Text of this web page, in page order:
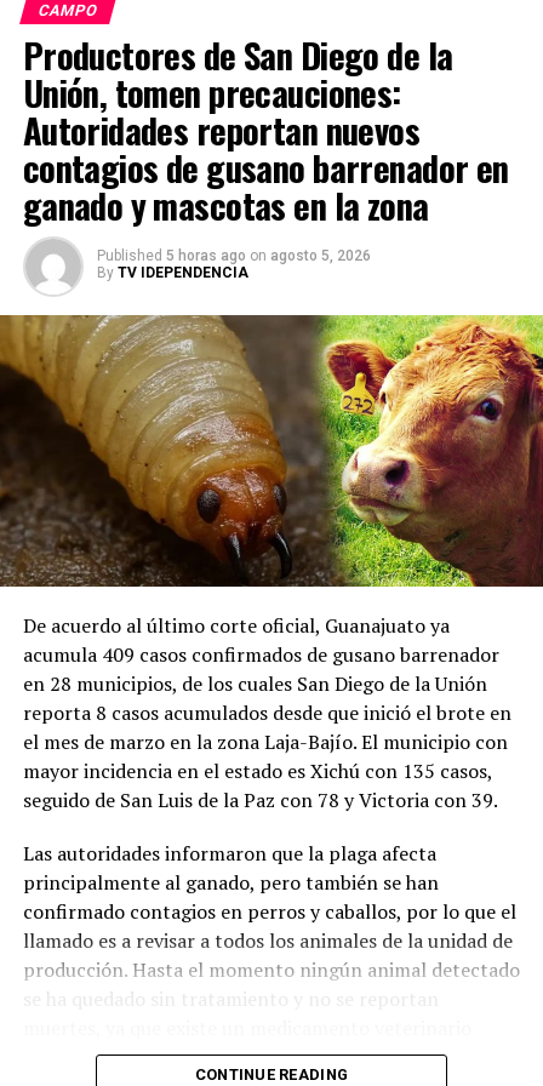
CAMPO
Productores de San Diego de la
Unión, tomen precauciones:
Autoridades reportan nuevos
contagios de gusano barrenador en
ganado y mascotas en la zona
Published 5 horas ago on agosto 5, 2026
By TV IDEPENDENCIA
De acuerdo al último corte oficial, Guanajuato ya
acumula 409 casos confirmados de gusano barrenador
en 28 municipios, de los cuales San Diego de la Unión
reporta 8 casos acumulados desde que inició el brote en
el mes de marzo en la zona Laja-Bajío. El municipio con
mayor incidencia en el estado es Xichú con 135 casos,
seguido de San Luis de la Paz con 78 y Victoria con 39.
Las autoridades informaron que la plaga afecta
principalmente al ganado, pero también se han
confirmado contagios en perros y caballos, por lo que el
llamado es a revisar a todos los animales de la unidad de
producción. Hasta el momento ningún animal detectado
se ha quedado sin tratamiento y no se reportan
inyectado que en 20 días elimina las larvas.
CONTINUE READING